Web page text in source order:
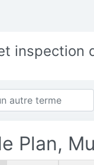
inspection
Plan,